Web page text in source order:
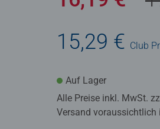
15,29 € Club
Auf Lager
Alle Preise inkl. MwSt.
Versand voraussichtlich